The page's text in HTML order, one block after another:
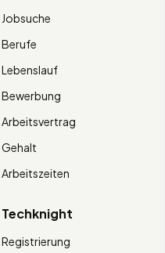
Jobsuche
Berufe
Lebenslauf
Bewerbung
Arbeitsvertrag
Gehalt
Arbeitszeiten
Techknight
Registrierung